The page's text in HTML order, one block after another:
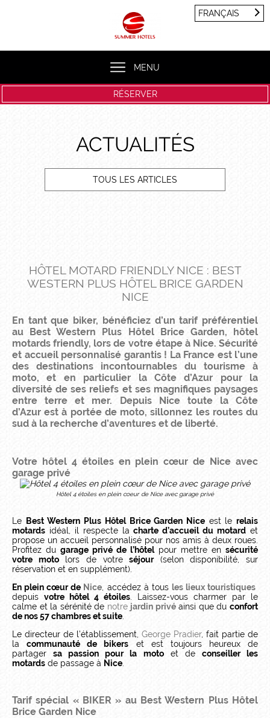
MENU
FRANÇAIS
RÉSERVER
ACTUALITÉS
TOUS LES ARTICLES
HÔTEL MOTARD FRIENDLY NICE : BEST
WESTERN PLUS HÔTEL BRICE GARDEN
NICE
En tant que biker, bénéficiez d’un tarif préférentiel
au Best Western Plus Hôtel Brice Garden, hôtel
motards friendly, lors de votre étape à Nice. Sécurité
et accueil personnalisé garantis ! La France est l’une
des destinations incontournables du tourisme à
moto, et en particulier la Côte d’Azur pour la
diversité de ses reliefs et ses magnifiques paysages
entre terre et mer. Depuis Nice
toute la Côte
d’Azur est à portée de moto, sillonnez les routes du
sud à la recherche d’aventures et de liberté.
Votre hôtel 4 étoiles en plein cœur de Nice avec
garage privé
Hôtel 4 étoiles en plein coeur de Nice avec garage privé
Le Best Western Plus Hôtel Brice Garden Niceest lerelais
motards idéal, il respecte lacharte d’accueil du motard et
propose un accueil personnalisé pour nos amis à deux roues.
Profitez du garage privé de l’hôtelpour mettre en sécurité
votre motolors de votreséjour(selon disponibilité, sur
réservation et en supplément).
En plein cœur de Nice , accédez à tous les lieux touristiques
depuis votre hôtel 4 étoiles . Laissez-vous charmer par le
calme et la sérénité de notre jardin privéainsi que duconfort
de nos 57 chambres et suite
Le directeur de l’établissement, George Pradier, fait partie de
lacommunauté de bikers et est toujours heureux de
partagersa passion pour la motoet de conseiller les
motards de passage à Nice
Tarif spécial « BIKER » au Best Western Plus Hôtel
Brice Garden Nice